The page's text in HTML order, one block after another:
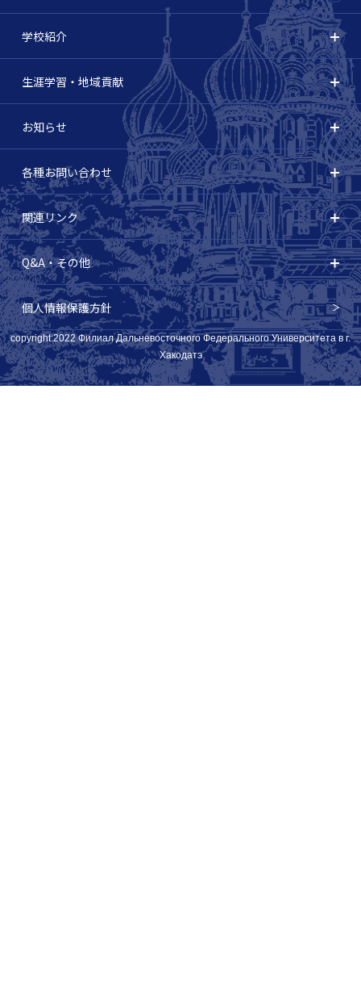
学校紹介
生涯学習・地域貢献
お知らせ
各種お問い合わせ
関連リンク
Q&A・その他
個人情報保護方針
copyright:2022 Филиал Дальневосточного Федерального Университета в г.
Хакодатэ